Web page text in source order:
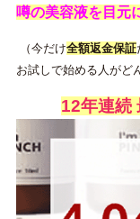
噂の美容液を目元
（今だけ全額返金保証
お試しで始める人がど
12年連続